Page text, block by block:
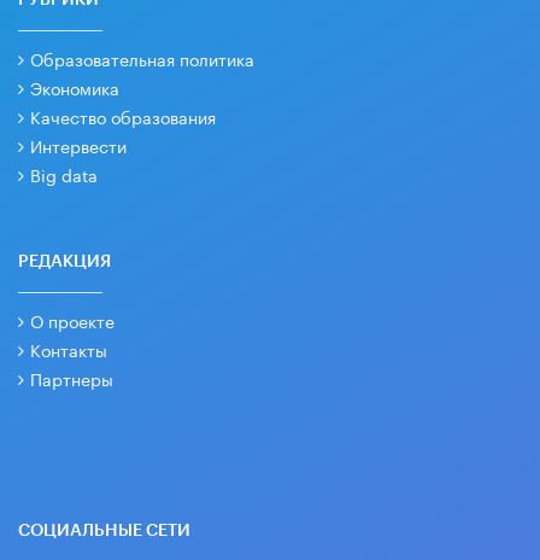
Образовательная политика
Экономика
Качество образования
Интервести
Big data
РЕДАКЦИЯ
О проекте
Контакты
Партнеры
СОЦИАЛЬНЫЕ СЕТИ